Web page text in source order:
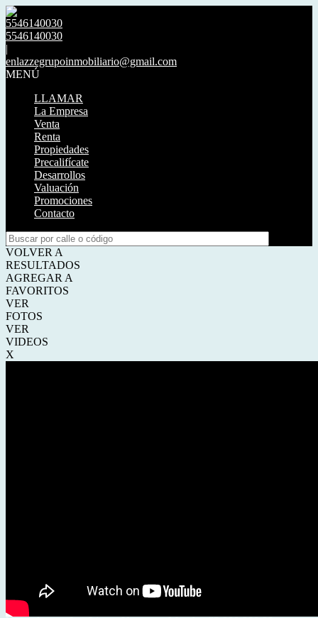
5546140030
5546140030
|
enlazzegrupoinmobiliario@gmail.com
MENÚ
LLAMAR
La Empresa
Venta
Renta
Propiedades
Precalifícate
Desarrollos
Valuación
Promociones
Contacto
VOLVER A
RESULTADOS
AGREGAR A
FAVORITOS
VER
FOTOS
VER
VIDEOS
X